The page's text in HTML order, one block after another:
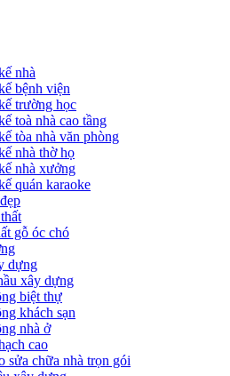
nhà
bệnh viện
trường học
toà nhà cao tầng
tòa nhà văn phòng
nhà thờ họ
nhà xưởng
quán karaoke
gỗ óc chó
dựng
xây dựng
biệt thự
khách sạn
nhà ở
cao
sửa chữa nhà trọn gói